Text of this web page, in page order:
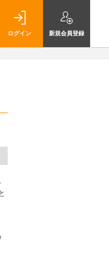
ログイン 新規会員登録